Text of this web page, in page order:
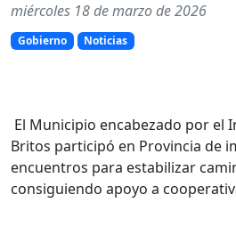
miércoles 18 de marzo de 2026
Gobierno Noticias
El Municipio encabezado por el
Britos participó en Provincia de
encuentros para estabilizar
consiguiendo apoyo a